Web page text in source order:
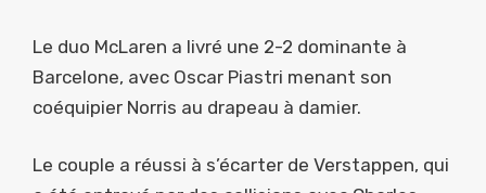
Le duo McLaren a livré une 2-2 dominante à
Barcelone, avec Oscar Piastri menant son
coéquipier Norris au drapeau à damier.
Le couple a réussi à s’écarter de Verstappen, qui